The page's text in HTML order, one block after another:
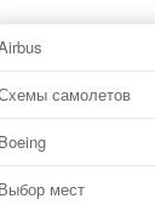
самолетов
Boeing
Выбор мест